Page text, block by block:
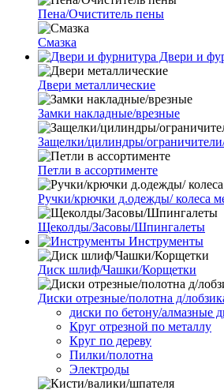
Пена/Очиститель пены
Смазка
Двери и
Двери металлические
Замки накладные/врезные
Защелки/цилиндры/ограничители/
Петли в ассортименте
Ручки/крючки д.одежды/ колеса
Щеколды/Засовы/Шпингалеты
Инструменты
Диск шлиф/Чашки/Корщетки
Диски отрезные/полотна д/
диски по бетону/алмазные
Круг отрезной по металлу
Круг по дереву
Пилки/полотна
Электроды